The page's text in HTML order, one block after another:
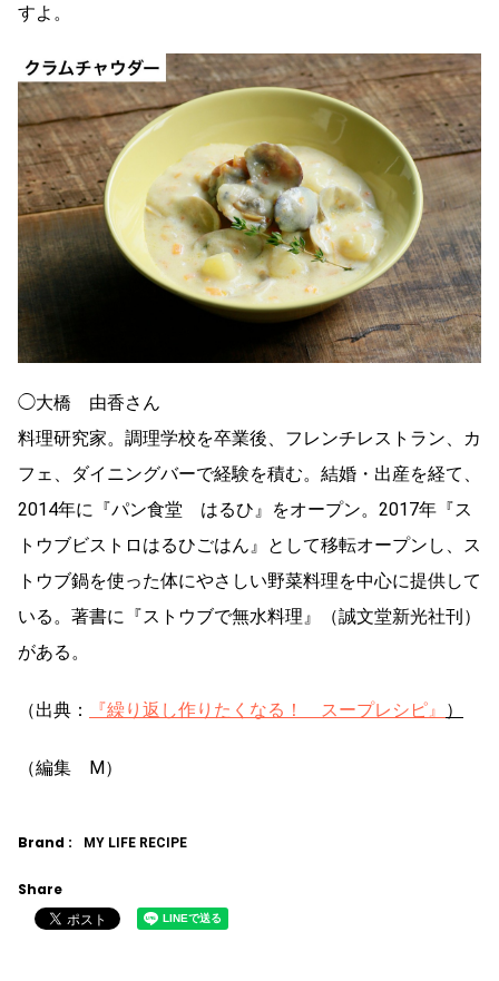
すよ。
◯大橋 由香さん
料理研究家。調理学校を卒業後、フレンチレストラン、カ
フェ、ダイニングバーで経験を積む。結婚・出産を経て、
2014年に『パン食堂 はるひ』をオープン。2017年『ス
トウブビストロはるひごはん』として移転オープンし、ス
トウブ鍋を使った体にやさしい野菜料理を中心に提供して
いる。著書に『ストウブで無水料理』（誠文堂新光社刊）
がある。
（出典： 『繰り返し作りたくなる！ スープレシピ』 ）
（編集 M）
Brand : MY LIFE RECIPE
Share